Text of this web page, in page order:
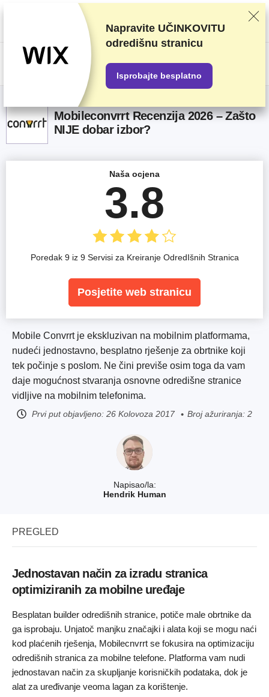
Ocjenjujemo dobavljače na temelju rigoroznog testiranja i istraživanja, ali
također uzimamo u obzir vaše povratne informacije i naše komercijalne
ugovore s pružateljima usluga. Ova stranica sadrži partnerske veze.
Transparentnost oglašavanja
US$
Mobileconvrrt Recenzija 2026 – Zašto
NIJE dobar izbor?
Napisao/la:
Hendrik Human
Mobile Convrrt je ekskluzivan na mobilnim platformama,
nudeći jednostavno, besplatno rješenje za obrtnike koji
tek počinje s poslom. Ne čini previše osim toga da vam
daje mogućnost stvaranja osnovne odredišne stranice
vidljive na mobilnim telefonima.
Prvi put objavljeno: 26 Kolovoza 2017 Broj ažuriranja: 2
Naša ocjena
3.8
Poredak 9 iz 9 Servisi za Kreiranje OdredIšnih Stranica
Posjetite web stranicu
PREGLED
Jednostavan način za izradu stranica
optimiziranih za mobilne uređaje
Besplatan builder odredišnih stranice, potiče male obrtnike da
ga isprobaju. Unjatoč manjku značajki i alata koji se mogu naći
kod plaćenih rješenja, Mobilecnvrrt se fokusira na optimizaciju
odredišnih stranica za mobilne telefone. Platforma vam nudi
jednostavan način za skupljanje korisničkih podataka, dok je
alat za uređivanje veoma lagan za korištenje.
Napravite UČINKOVITU
odredišnu stranicu
Isprobajte besplatno